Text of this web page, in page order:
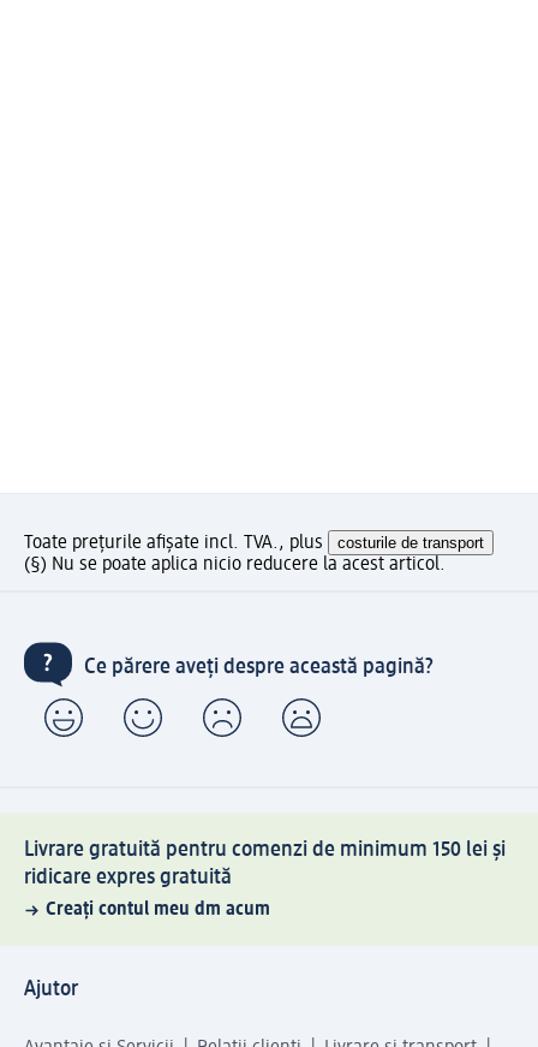
Toate prețurile afișate incl. TVA., plus costurile de transport
(§) Nu se poate aplica nicio reducere la acest articol.
Ce părere aveți despre această pagină?
Livrare gratuită pentru comenzi de minimum 150 lei și
ridicare expres gratuită
Creați contul meu dm acum
Ajutor